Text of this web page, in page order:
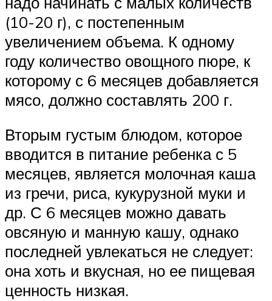
(10-20 г), с постепенным
увеличением объема. К одному
году количество овощного пюре, к
которому с 6 месяцев добавляется
мясо, должно составлять 200 г.
Вторым густым блюдом, которое
вводится в питание ребенка с 5
месяцев, является молочная каша
из гречи, риса, кукурузной муки и
др. С 6 месяцев можно давать
овсяную и манную кашу, однако
последней увлекаться не следует:
она хоть и вкусная, но ее пищевая
ценность низкая.